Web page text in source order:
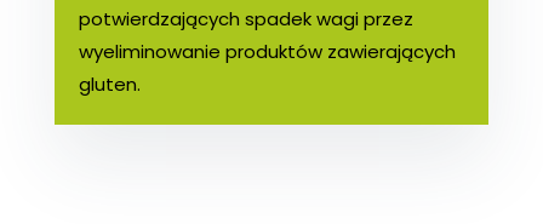
potwierdzających spadek wagi przez
wyeliminowanie produktów zawierających
gluten.